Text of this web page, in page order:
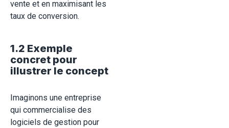
vente et en maximisant les
taux de conversion.
1.2 Exemple
concret pour
illustrer le concept
Imaginons une entreprise
qui commercialise des
logiciels de gestion pour